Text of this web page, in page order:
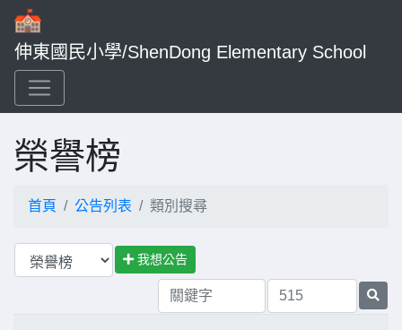
伸東國民小學/ShenDong Elementary School
榮譽榜
首頁 公告列表 類別搜尋
我想公告